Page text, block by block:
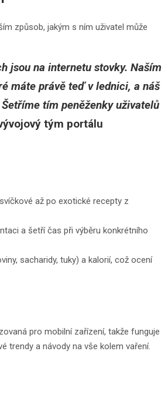
způsob, jakým s ním uživatel může
jsou na internetu stovky. Naším
máte právě teď v lednici, a náš
tím peněženky uživatelů
tým portálu
až po exotické recepty z
a šetří čas při výběru konkrétního
sacharidy, tuky) a kalorií, což ocení
pro mobilní zařízení, takže funguje
trendy a návody na vše kolem vaření.